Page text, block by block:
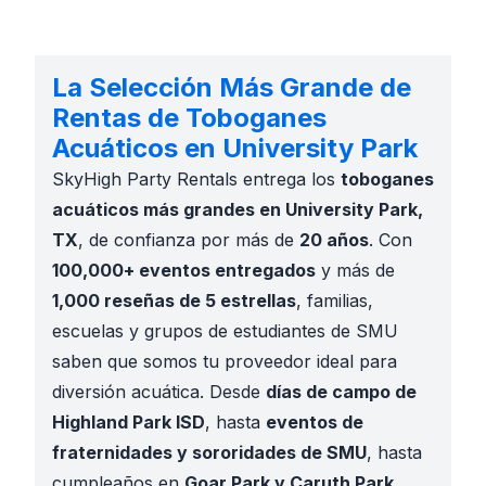
La Selección Más Grande de
Rentas de Toboganes
Acuáticos en University Park
SkyHigh Party Rentals entrega los toboganes
acuáticos más grandes en University Park,
TX, de confianza por más de 20 años. Con
100,000+ eventos entregados y más de
1,000 reseñas de 5 estrellas, familias,
escuelas y grupos de estudiantes de SMU
saben que somos tu proveedor ideal para
diversión acuática. Desde días de campo de
Highland Park ISD, hasta eventos de
fraternidades y sororidades de SMU, hasta